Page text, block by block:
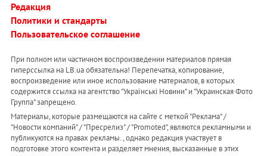
Редакция
Политики и стандарты
Пользовательское соглашение
При полном или частичном воспроизведении материалов прямая
гиперссылка на LB.ua обязательна! Перепечатка, копирование,
воспроизведение или иное использование материалов, в которых
содержится ссылка на агентство "Українськi Новини" и "Украинская Фото
Группа" запрещено.
Материалы, которые размещаются на сайте с меткой "Реклама" /
"Новости компаний" / "Пресрелиз" / "Promoted", являются рекламными и
публикуются на правах рекламы. , однако редакция участвует в
подготовке этого контента и разделяет мнения, высказанные в этих